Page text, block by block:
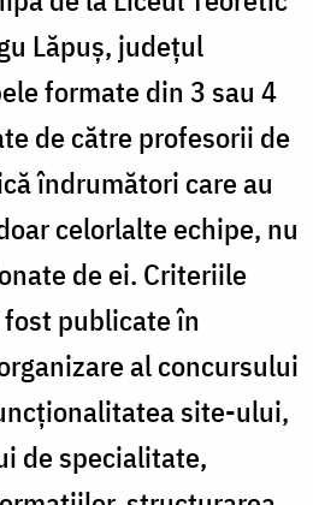
Lăpuș, județul
formate din 3 sau 4
de către profesorii de
îndrumători care au
celorlalte echipe, nu
de ei. Criteriile
publicate în
al concursului
site-ului,
de specialitate,